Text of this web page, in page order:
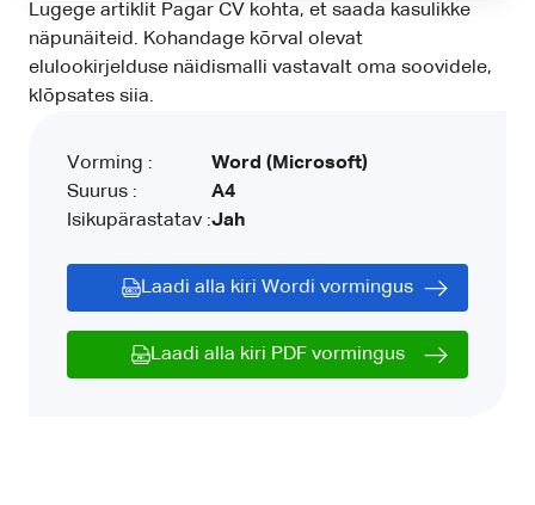
Lugege artiklit Pagar CV kohta, et saada kasulikke
näpunäiteid. Kohandage kõrval olevat
elulookirjelduse näidismalli vastavalt oma soovidele,
klõpsates siia.
Vorming :
Suurus :
Isikupärastatav :
Word (Microsoft)
A4
Jah
Laadi alla kiri Wordi vormingus
Laadi alla kiri PDF vormingus